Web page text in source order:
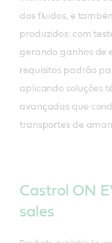
dos fluidos, e
produzidos: com
gerando ganhos de
requisitos padrão
aplicando soluções
avançadas que
transportes de
Castrol ON
sales